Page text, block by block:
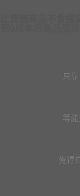
只
等
覺得